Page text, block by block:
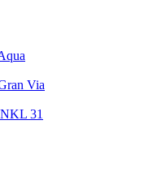
Via
31